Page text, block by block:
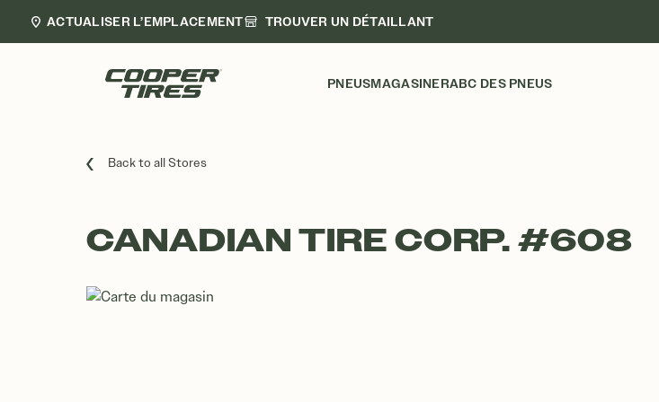
ACTUALISER L’EMPLACEMENT TROUVER UN DÉTAILLANT
PNEUSMAGASINERABC DES PNEUS
Back to all Stores
CANADIAN TIRE CORP. #608